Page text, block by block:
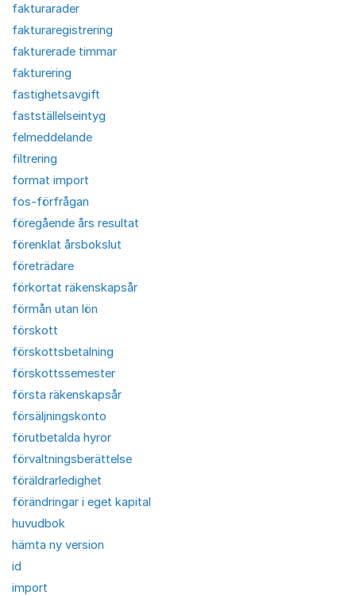
fakturarader
fakturaregistrering
fakturerade timmar
fakturering
fastighetsavgift
fastställelseintyg
felmeddelande
filtrering
format import
fos-förfrågan
föregående års resultat
förenklat årsbokslut
företrädare
förkortat räkenskapsår
förmån utan lön
förskott
förskottsbetalning
förskottssemester
första räkenskapsår
försäljningskonto
förutbetalda hyror
förvaltningsberättelse
föräldrarledighet
förändringar i eget kapital
huvudbok
hämta ny version
id
import